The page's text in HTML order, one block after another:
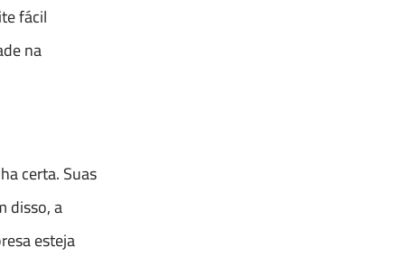
fácil
na
certa. Suas
disso, a
esteja